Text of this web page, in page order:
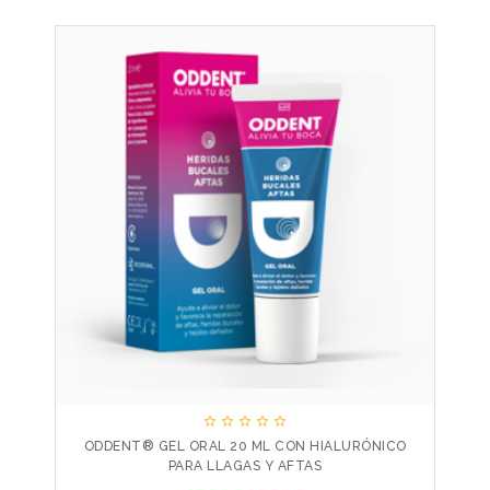
    
ODDENT® GEL ORAL 20 ML CON HIALURÓNICO
PARA LLAGAS Y AFTAS